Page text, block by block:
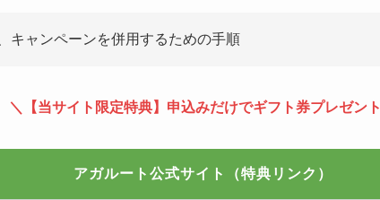
キャンペーンを併用するための手順
＼【当サイト限定特典】申込みだけでギフト券プレゼント
アガルート公式サイト（特典リンク）